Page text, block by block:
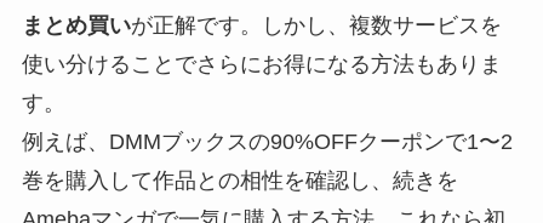
まとめ買いが正解です。しかし、複数サービスを
使い分けることでさらにお得になる方法もありま
す。
例えば、DMMブックスの90%OFFクーポンで1〜2
巻を購入して作品との相性を確認し、続きを